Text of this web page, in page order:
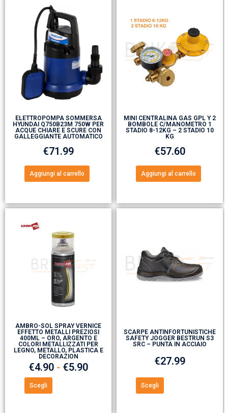
ELETTROPOMPA SOMMERSA
HYUNDAI Q750B23M 750W PER
ACQUE CHIARE E SCURE CON
GALLEGGIANTE AUTOMATICO
€71.99
Aggiungi al carrello
MINI CENTRALINA GAS GPL Y 2
BOMBOLE C/MANOMETRO 1
STADIO 8-12KG – 2 STADIO 10
KG
€57.60
Aggiungi al carrello
AMBRO-SOL SPRAY VERNICE
EFFETTO METALLI PREZIOSI
400ML – ORO, ARGENTO E
COLORI METALLIZZATI PER
LEGNO, METALLO, PLASTICA E
DECORAZION
€4.90 - €5.90
Scegli
SCARPE ANTINFORTUNISTICHE
SAFETY JOGGER BESTRUN S3
SRC – PUNTA IN ACCIAIO
€27.99
Scegli